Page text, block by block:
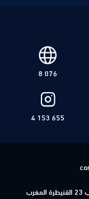
8 076
4 153 655